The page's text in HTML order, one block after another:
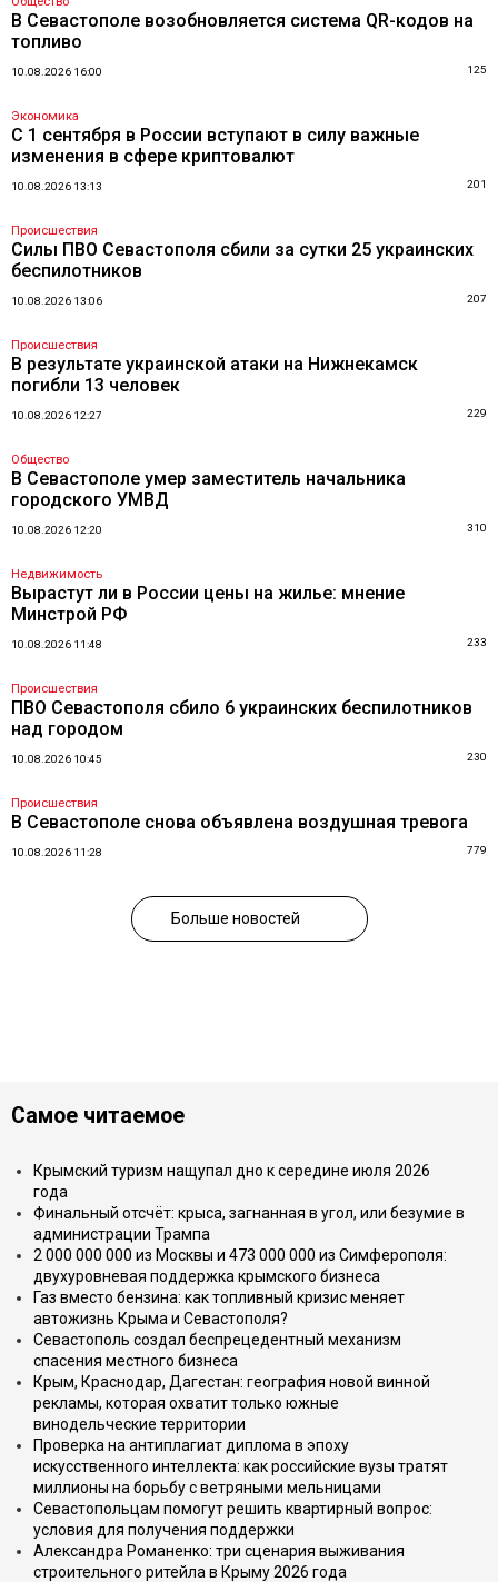
В Севастополе возобновляется система QR-кодов на
топливо
10.08.2026 16:00 125
Экономика
С 1 сентября в России вступают в силу важные
изменения в сфере криптовалют
10.08.2026 13:13 201
Происшествия
Силы ПВО Севастополя сбили за сутки 25 украинских
беспилотников
10.08.2026 13:06 207
Происшествия
В результате украинской атаки на Нижнекамск
погибли 13 человек
10.08.2026 12:27 229
Общество
В Севастополе умер заместитель начальника
городского УМВД
10.08.2026 12:20 310
Недвижимость
Вырастут ли в России цены на жилье: мнение
Минстрой РФ
10.08.2026 11:48 233
Происшествия
ПВО Севастополя сбило 6 украинских беспилотников
над городом
10.08.2026 10:45 230
Происшествия
В Севастополе снова объявлена воздушная тревога
10.08.2026 11:28 779
Больше новостей
Самое читаемое
Крымский туризм нащупал дно к середине июля 2026
года
Финальный отсчёт: крыса, загнанная в угол, или безумие в
администрации Трампа
2 000 000 000 из Москвы и 473 000 000 из Симферополя:
двухуровневая поддержка крымского бизнеса
Газ вместо бензина: как топливный кризис меняет
автожизнь Крыма и Севастополя?
Севастополь создал беспрецедентный механизм
спасения местного бизнеса
Крым, Краснодар, Дагестан: география новой винной
рекламы, которая охватит только южные
винодельческие территории
Проверка на антиплагиат диплома в эпоху
искусственного интеллекта: как российские вузы тратят
миллионы на борьбу с ветряными мельницами
Севастопольцам помогут решить квартирный вопрос:
условия для получения поддержки
Александра Романенко: три сценария выживания
строительного ритейла в Крыму 2026 года